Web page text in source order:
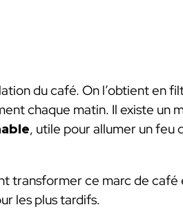
du café. On l’obtient en
chaque matin. Il existe un
, utile pour allumer un feu
transformer ce marc de café
les plus tardifs.